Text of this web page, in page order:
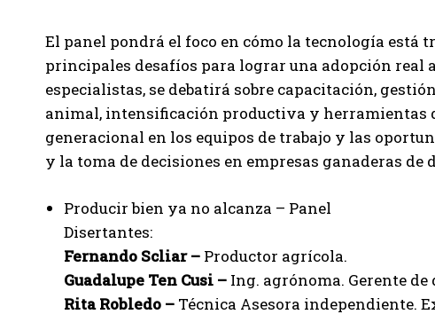
QUIERO SUSCRIBIRME
Leí y acepto la Política de Privacidad
El panel pondrá el foco en cómo la tecnología
principales desafíos para lograr una adopción real
especialistas, se debatirá sobre capacitación,
animal, intensificación productiva y herramientas
generacional en los equipos de trabajo y las
y la toma de decisiones en empresas ganaderas de
Producir bien ya no alcanza – Panel
Disertantes:
Fernando Scliar – Productor agrícola.
Guadalupe Ten Cusi – Ing. agrónoma. Gerente
Rita Robledo – Técnica Asesora independiente.